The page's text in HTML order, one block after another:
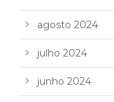
agosto 2024
julho 2024
junho 2024